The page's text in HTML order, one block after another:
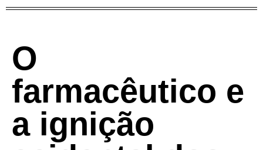
O
farmacêutico e
a ignição